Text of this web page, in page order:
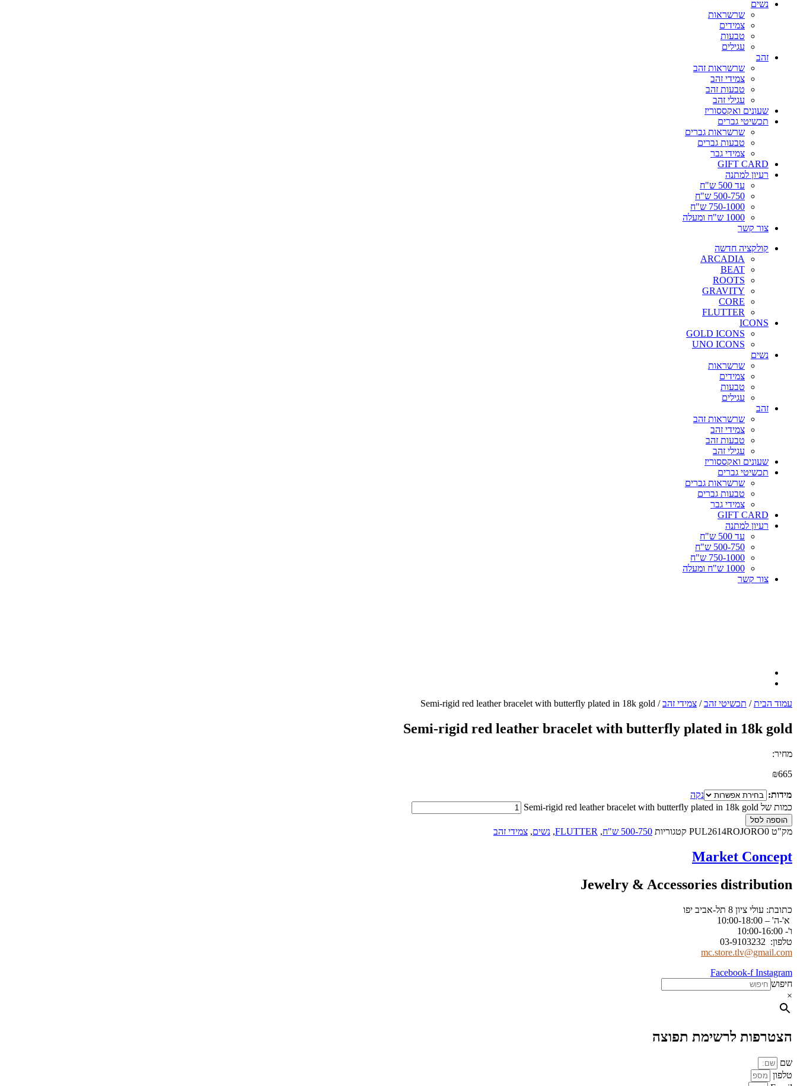
נשים
שרשראות
צמידים
טבעות
עגילים
זהב
שרשראות זהב
צמידי זהב
טבעות זהב
עגילי זהב
שעונים ואקססוריז
תכשיטי גברים
שרשראות גברים
טבעות גברים
צמידי גבר
GIFT CARD
רעיון למתנה
עד 500 ש"ח
500-750 ש"ח
750-1000 ש"ח
1000 ש"ח ומעלה
צור קשר
קולקציה חדשה
ARCADIA
BEAT
ROOTS
GRAVITY
CORE
FLUTTER
ICONS
GOLD ICONS
UNO ICONS
נשים
שרשראות
צמידים
טבעות
עגילים
זהב
שרשראות זהב
צמידי זהב
טבעות זהב
עגילי זהב
שעונים ואקססוריז
תכשיטי גברים
שרשראות גברים
טבעות גברים
צמידי גבר
GIFT CARD
רעיון למתנה
עד 500 ש"ח
500-750 ש"ח
750-1000 ש"ח
1000 ש"ח ומעלה
צור קשר
עמוד הבית/ תכשיטי זהב/ צמידי זהב/ Semi-rigid red leather bracelet with butterfly plated in 18k gold
Semi-rigid red leather bracelet with butterfly plated in 18k gold
מחיר:
₪665
מידות:
נקה
כמות של Semi-rigid red leather bracelet with butterfly plated in 18k gold
הוספה לסל
מק"ט PUL2614ROJORO0 קטגוריות 500-750 ש"ח ,
FLUTTER
, נשים, צמידי זהב
Market Concept
Jewelry & Accessories distribution
כתובת: עולי ציון 8 תל-אביב יפו
א'-ה' – 10:00-18:00
ו'- 10:00-16:00
טלפון: 03-9103232
mc.store.tlv@gmail.com
Facebook-f Instagram
חיפוש
×
הצטרפות לרשימת תפוצה
שם
טלפון